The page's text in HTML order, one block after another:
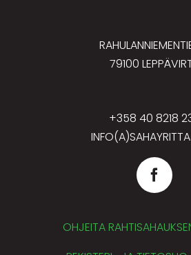
79100
+358 40 8218
OHJEITA